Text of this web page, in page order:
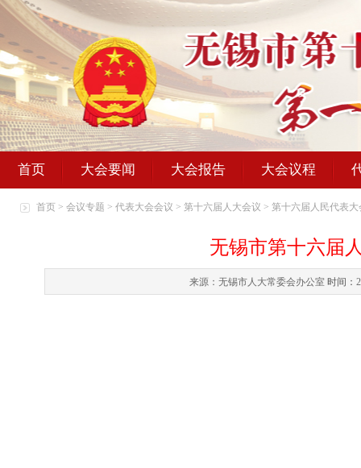
首页 大会要闻 大会报告 大会议程
首页 > 会议专题 > 代表大会会议 > 第十六届人大会议 > 第十六届人民代表
无锡市第十六届
来源：无锡市人大常委会办公室 时间：